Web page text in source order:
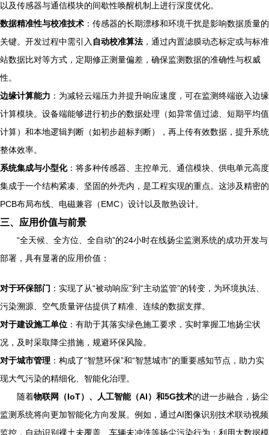
以及传感器与通信模块的间歇性唤醒机制上进行深度优化。
数据精准性与校准技术 ：传感器的长期漂移和环境干扰是影响数据质量的
关键。开发过程中需引入 自动校准算法 ，通过内置滤膜动态标定或与标准
站数据比对等方式，定期修正测量偏差，确保监测数据的准确性与权威
性。
边缘计算能力 ：为减轻云端压力并提升响应速度，可在监测终端嵌入边缘
计算模块。设备端能够进行初步的数据处理（如异常值过滤、短期平均值
计算）和本地逻辑判断（如初步超标判断），再上传有效数据，提升系统
整体效率。
系统集成与小型化：将多种传感器、主控单元、通信模块、供电单元高度
集成于一个结构紧凑、坚固的外壳内，是工程实现的重点。这涉及精密的
PCB布局布线、电磁兼容（EMC）设计以及散热设计。
三、应用价值与前景
“全天候、全方位、全自动”的24小时在线扬尘监测系统的成功开发与
部署，具有显著的应用价值：
对于环保部门 ：实现了从“被动响应”到“主动监管”的转变，为环境执法、
污染溯源、空气质量评估提供了精准、连续的数据支撑。
对于建设施工单位 ：有助于其落实绿色施工要求，实时掌握工地扬尘状
况，及时采取降尘措施，规避环保风险。
对于城市管理 ：构成了“智慧环保”和“智慧城市”的重要感知节点，助力实
现大气污染的精细化、智能化治理。
随着物联网（IoT）、人工智能（AI）和5G技术的进一步融合，扬尘
监测系统将向更加智能化方向发展。例如，通过AI图像识别技术联动视频
监控，自动识别裸土未覆盖、车辆未冲洗等扬尘污染行为；利用大数据模